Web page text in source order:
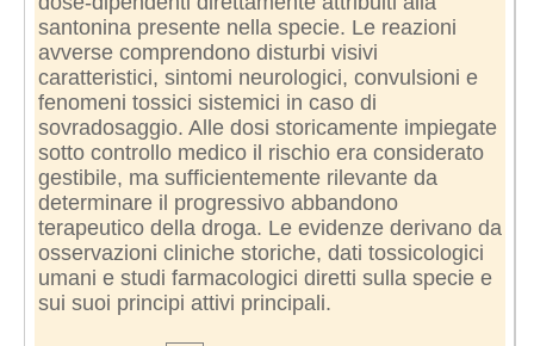
santonina presente nella specie. Le reazioni
avverse comprendono disturbi visivi
caratteristici, sintomi neurologici, convulsioni e
fenomeni tossici sistemici in caso di
sovradosaggio. Alle dosi storicamente impiegate
sotto controllo medico il rischio era considerato
gestibile, ma sufficientemente rilevante da
determinare il progressivo abbandono
terapeutico della droga. Le evidenze derivano da
osservazioni cliniche storiche, dati tossicologici
umani e studi farmacologici diretti sulla specie e
sui suoi principi attivi principali.